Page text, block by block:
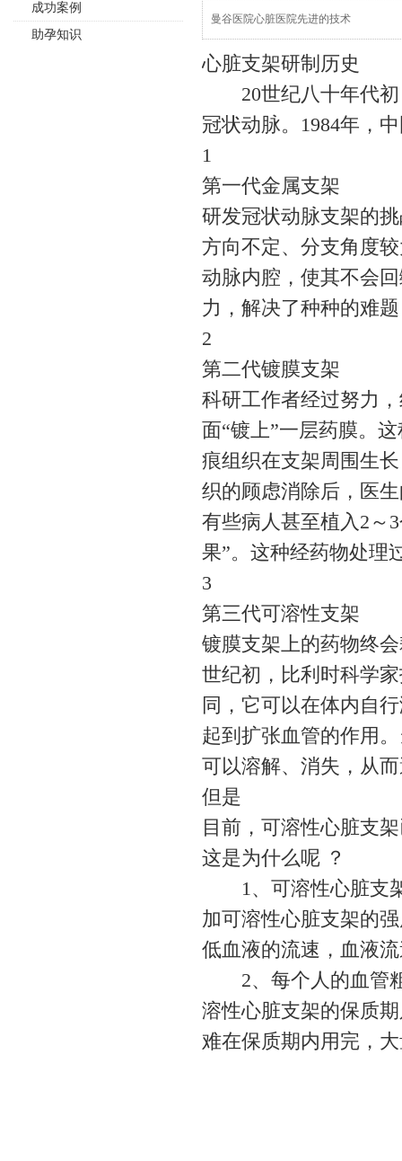
成功案例
助孕知识
曼谷医院心脏医院先进的技术
心脏支架研制历史
20世纪八十年代初
冠状动脉。1984年，
1
第一代金属支架
研发冠状动脉支架的
方向不定、分支角度
动脉内腔，使其不会
力，解决了种种的难
2
第二代镀膜支架
科研工作者经过努力
面“镀上”一层药膜。
痕组织在支架周围生
织的顾虑消除后，医
有些病人甚至植入2～
果”。这种经药物处理
3
第三代可溶性支架
镀膜支架上的药物终
世纪初，比利时科学
同，它可以在体内自
起到扩张血管的作用
可以溶解、消失，从
但是
目前，可溶性心脏支
这是为什么呢 ？
1、可溶性心脏支架
加可溶性心脏支架的
低血液的流速，血液
2、每个人的血管粗
溶性心脏支架的保质
难在保质期内用完，